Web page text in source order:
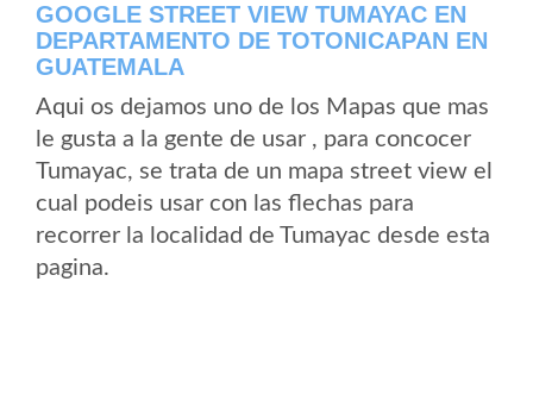
GOOGLE STREET VIEW TUMAYAC EN
DEPARTAMENTO DE TOTONICAPAN EN
GUATEMALA
Aqui os dejamos uno de los Mapas que mas
le gusta a la gente de usar , para concocer
Tumayac, se trata de un mapa street view el
cual podeis usar con las flechas para
recorrer la localidad de Tumayac desde esta
pagina.